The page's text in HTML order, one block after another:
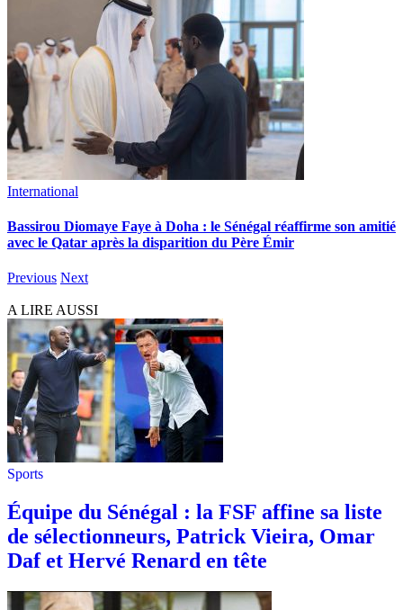
International
Bassirou Diomaye Faye à Doha : le Sénégal réaffirme son amitié
avec le Qatar après la disparition du Père Émir
Previous Next
A LIRE AUSSI
Sports
Équipe du Sénégal : la FSF affine sa liste
de sélectionneurs, Patrick Vieira, Omar
Daf et Hervé Renard en tête